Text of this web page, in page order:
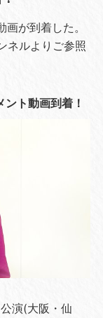
が到着した。
ネルよりご参照
ト動画到着！
演(大阪・仙